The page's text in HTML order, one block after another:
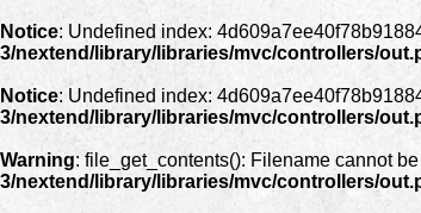
Notice: Undefined index:
3/nextend/library/libraries/mvc/controllers/
Notice: Undefined index:
3/nextend/library/libraries/mvc/controllers/
Warning: file_get_contents(): Filename cannot
3/nextend/library/libraries/mvc/controllers/